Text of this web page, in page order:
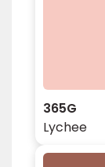
365G
Lychee